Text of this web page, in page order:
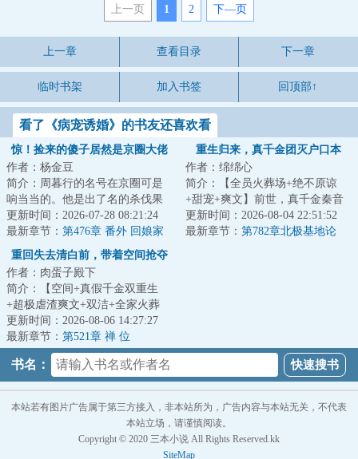
上一页 1 2 下—页
上一章 查看目录 下一章
临时书架 加入书签 回顶部↑
看了《病宠诱婚》的书友还喜欢看
惊！捡来的傻子居然是京圈大佬
作者：杨金豆
简介：周暮行的名号在京圈可是
响当当的。他是出了名的杀伐果
断，腹黑无情，在一众兄弟里
面，优秀到让人望...
更新时间：2026-07-28 08:21:24
最新章节： 第476章 番外 回娘家
（下）
重生归来，真千金团灭户口本
作者：绵绵心
简介：【全员火葬场+绝不原谅
+甜宠+爽文】前世，真千金秦音
认亲回家后拼命讨好付出，渴求
亲情，临死前全...
更新时间：2026-08-04 22:51:52
最新章节： 第782章北极基地论
重回失去清白前，带着空间抢夺
江山
作者：肉蛋子殿下
简介：【空间+真假千金双重生
+超极虐渣爽文+双洁+全家火葬
场】&lt;br/&gt;【白切黑、貌美绝
伦贵女+禁欲、...
更新时间：2026-08-06 14:27:27
最新章节： 第521章 禅 位
书名：
本站若有图片广告属于第三方接入，非本站所为，广告内容与本站无关，不代表
本站立场，请谨慎阅读。
Copyright © 2020 三本小说 All Rights Reserved.kk
SiteMap